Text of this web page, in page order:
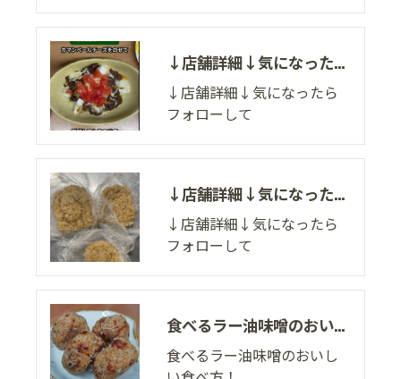
↓店舗詳細↓気になったらフォローして
↓店舗詳細↓気になったら
フォローして
↓店舗詳細↓気になったらフォローして
↓店舗詳細↓気になったら
フォローして
食べるラー油味噌のおいしい食べ方！
食べるラー油味噌のおいし